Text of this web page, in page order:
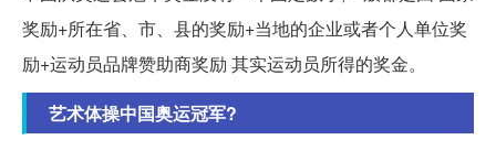
奖励+所在省、市、县的奖励+当地的企业或者个人单位奖
励+运动员品牌赞助商奖励 其实运动员所得的奖金。
艺术体操中国奥运冠军?